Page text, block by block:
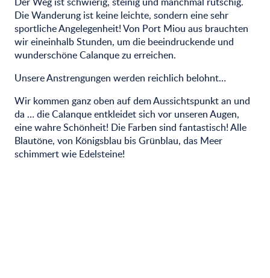
Die Wanderung ist keine leichte, sondern eine sehr
sportliche Angelegenheit! Von Port Miou aus brauchten
wir eineinhalb Stunden, um die beeindruckende und
wunderschöne Calanque zu erreichen.
Unsere Anstrengungen werden reichlich belohnt…
Wir kommen ganz oben auf dem Aussichtspunkt an und
da … die Calanque entkleidet sich vor unseren Augen,
eine wahre Schönheit! Die Farben sind fantastisch! Alle
Blautöne, von Königsblau bis Grünblau, das Meer
schimmert wie Edelsteine!